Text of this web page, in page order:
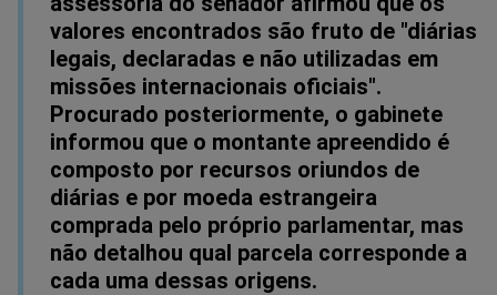
valores encontrados são fruto de "diárias
legais, declaradas e não utilizadas em
missões internacionais oficiais".
Procurado posteriormente, o gabinete
informou que o montante apreendido é
composto por recursos oriundos de
diárias e por moeda estrangeira
comprada pelo próprio parlamentar, mas
não detalhou qual parcela corresponde a
cada uma dessas origens.